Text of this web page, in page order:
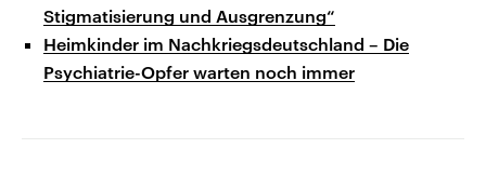
Stigmatisierung und Ausgrenzung“
Heimkinder im Nachkriegsdeutschland – Die
Psychiatrie-Opfer warten noch immer